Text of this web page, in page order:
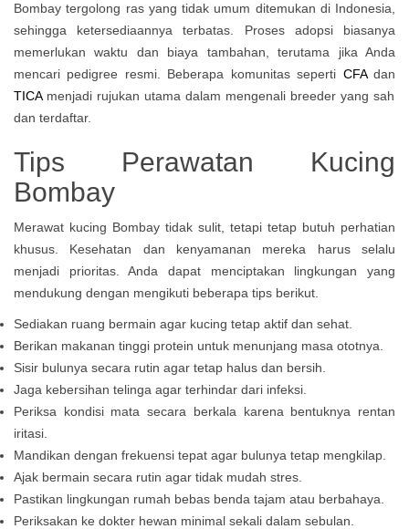
Bombay tergolong ras yang tidak umum ditemukan di Indonesia,
sehingga ketersediaannya terbatas. Proses adopsi biasanya
memerlukan waktu dan biaya tambahan, terutama jika Anda
mencari pedigree resmi. Beberapa komunitas seperti CFAdan
TICAmenjadi rujukan utama dalam mengenali breeder yang sah
dan terdaftar.
Tips Perawatan Kucing
Bombay
Merawat kucing Bombay tidak sulit, tetapi tetap butuh perhatian
khusus. Kesehatan dan kenyamanan mereka harus selalu
menjadi prioritas. Anda dapat menciptakan lingkungan yang
mendukung dengan mengikuti beberapa tips berikut.
Sediakan ruang bermain agar kucing tetap aktif dan sehat.
Berikan makanan tinggi protein untuk menunjang masa ototnya.
Sisir bulunya secara rutin agar tetap halus dan bersih.
Jaga kebersihan telinga agar terhindar dari infeksi.
Periksa kondisi mata secara berkala karena bentuknya rentan
iritasi.
Mandikan dengan frekuensi tepat agar bulunya tetap mengkilap.
Ajak bermain secara rutin agar tidak mudah stres.
Pastikan lingkungan rumah bebas benda tajam atau berbahaya.
Periksakan ke dokter hewan minimal sekali dalam sebulan.